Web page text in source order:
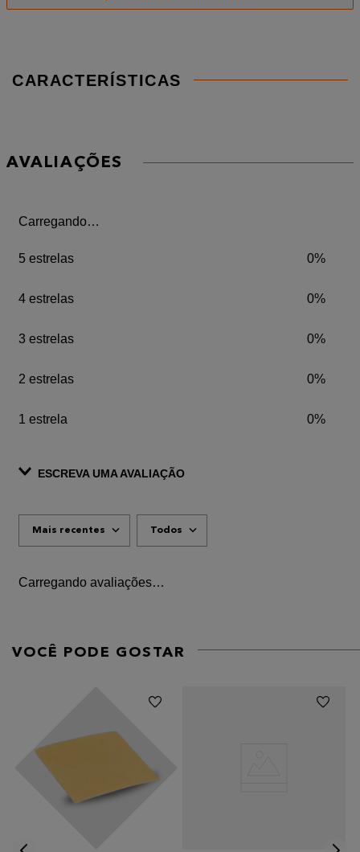
CARACTERÍSTICAS
AVALIAÇÕES
Carregando…
5 estrelas 0%
4 estrelas 0%
3 estrelas 0%
2 estrelas 0%
1 estrela 0%
ESCREVA UMA AVALIAÇÃO
★ ★ ★★★
Endereço de email
Mais recentes Todos
Carregando avaliações…
VOCÊ PODE GOSTAR